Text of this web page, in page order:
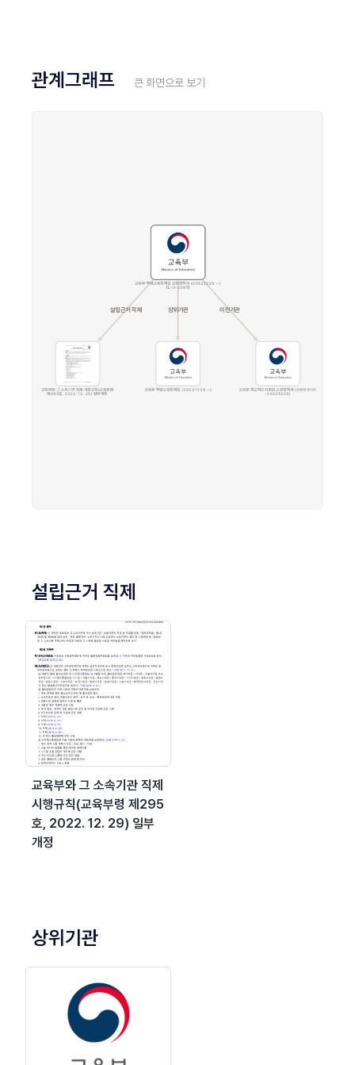
관계그래프 큰 화면으로 보기
설립근거 직제
교육부와 그 소속기관 직제
시행규칙(교육부령 제295
호, 2022. 12. 29) 일부
개정
상위기관